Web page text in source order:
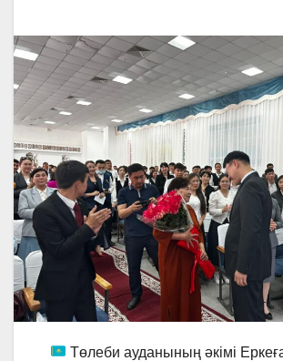
Төлеби ауданының әкімі